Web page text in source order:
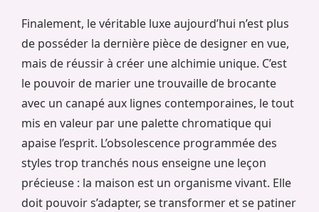
Finalement, le véritable luxe aujourd’hui n’est plus
de posséder la dernière pièce de designer en vue,
mais de réussir à créer une alchimie unique. C’est
le pouvoir de marier une trouvaille de brocante
avec un canapé aux lignes contemporaines, le tout
mis en valeur par une palette chromatique qui
apaise l’esprit. L’obsolescence programmée des
styles trop tranchés nous enseigne une leçon
précieuse : la maison est un organisme vivant. Elle
doit pouvoir s’adapter, se transformer et se patiner